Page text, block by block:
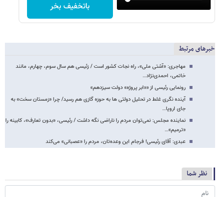
باتخفیف بخر
خبرهای مرتبط
مهاجری: «آشتی ملی»، راه نجات کشور است / زئیسی هم سال سوم، چهارم، مانند
خاتمی، احمدی‌نژاد…
رونمایی رئیسی از ««ابر پروژه» دولت سیزدهم»
آینده نگری غلط در تحلیل دولتی ها به حوزه گازی هم رسید/ چرا «زمستان سخت» به
جای اروپا…
نماینده مجلس: نمی‌توان مردم را ناراضی نگه داشت / رئیسی، «بدون تعارف»، کابینه را
«ترمیم»…
عبدی: آقای رئیسی! فرجام این وعده‌تان، مردم را «عصبانی» می‌کند
نظر شما